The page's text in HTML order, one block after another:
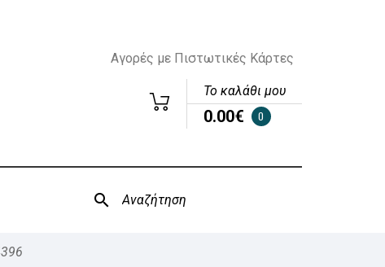
Αγορές με Πιστωτικές Κάρτες
Το καλάθι μου
0.00€ 0